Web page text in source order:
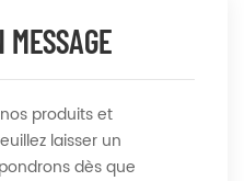
produits et
laisser un
dès que